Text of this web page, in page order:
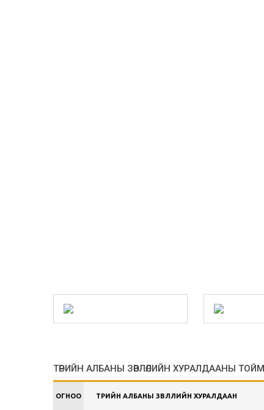
ТӨРИЙН АЛБАНЫ ЗӨВЛӨЛИЙН ХУРАЛДААНЫ ТОЙМ
ОГНОО ТӨРИЙН АЛБАНЫ ЗӨВЛӨЛИЙН ХУРАЛДААН